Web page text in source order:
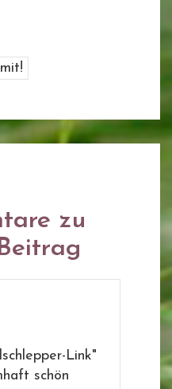
zu
Link"
schön